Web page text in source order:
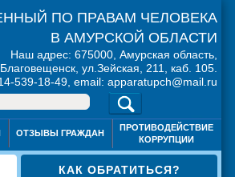
ПО ПРАВАМ ЧЕЛОВЕКА
В АМУРСКОЙ ОБЛАСТИ
Наш адрес: 675000, Амурская область,
Благовещенск, ул.Зейская, 211, каб. 105.
539-18-49, email: apparatupch@mail.ru
ОТЗЫВЫ ГРАЖДАН
ПРОТИВОДЕЙСТВИЕ
КОРРУПЦИИ
КАК ОБРАТИТЬСЯ?